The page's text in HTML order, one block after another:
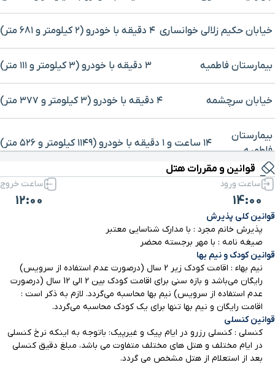
خیابان حکیم زلالی خوانساری ۴ دقیقه با خودرو (۲ کیلومتر و ۶۸۱ متر)
بیمارستان فاطمیه ۳ دقیقه با خودرو (۳ کیلومتر و ۱۱۱ متر)
خیابان سرچشمه ۴ دقیقه با خودرو (۳ کیلومتر و ۳۷۷ متر)
بیمارستان
فاطمیه
۱۴ ساعت و ۱ دقیقه با خودرو (۱۱۴۹ کیلومتر و ۵۲۶ متر)
خیابان حکیم
زلالی
خوانساری
بلوار آیت اله
علوی
۱۴ ساعت و ۲ دقیقه با خودرو (۱۱۵۰ کیلومتر و ۷۱۷ متر)
خیابان
سرچشمه
۱۴ ساعت و ۳ دقیقه با خودرو (۱۱۵۱ کیلومتر و ۲۲۴ متر)
برای بزرگنمایی روی نقشه کلیک کنید
قوانین و مقررات هتل
ساعت ورود
14:00
ساعت خروج
12:00
قوانین کلی پذیرش
پذیرش خانم مجرد : با مدارک شناسایی معتبر
صیغه نامه : با مهر برجسته محضر
قوانین کودک و نیم بها
نیم بهاء : اقامت کودک زیر 2 سال (درصورت عدم استفاده از سرویس)
رایگان می‌باشد و بازه سنی برای اقامت کودک بین 2 الی 12 سال (درصورت
عدم استفاده از سرویس) نیم بها محاسبه می‌گردد. لازم به ذکر است :
اقامت رایگان و نیم بها تنها برای یک کودک محاسبه می‌گردد.
قوانین کنسلی
کنسلی : کنسلی رزرو در ایام پیک و غیرپیک: باتوجه به اینکه نرخ کنسلی
در ایام مختلف و هتل های مختلف متفاوت می باشد، مبلغ دقیق کنسلی
بعد از استعلام از هتل مشخص می گردد.